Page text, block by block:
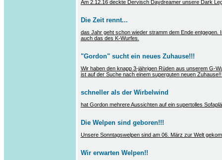
Am 2.12.16 deckte Dervisch Daydreamer unsere Dark
Die Zeit rennt...
das Jahr geht schon wieder stramm dem Ende
auch das des K-Wurfes.
"Gordon" sucht ein neues Zuhause!!!
Wir haben den knapp 3-jährigen Rüden aus unserem G-
ist auf der Suche nach einem superguten neuen
schneller als der Wirbelwind
hat Gordon mehrere Aussichten auf ein supertolles
Die Welpen sind geboren!!!
Unsere Sonntagswelpen sind am 06. März zur Welt
Wir erwarten Welpen!!